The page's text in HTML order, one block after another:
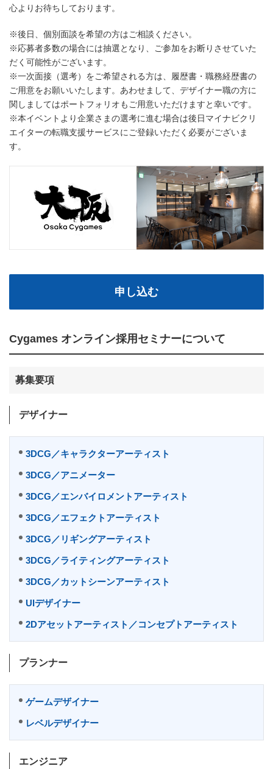
心よりお待ちしております。
※後日、個別面談を希望の方はご相談ください。
※応募者多数の場合には抽選となり、ご参加をお断りさせていた
だく可能性がございます。
※一次面接（選考）をご希望される方は、履歴書・職務経歴書の
ご用意をお願いいたします。あわせまして、デザイナー職の方に
関しましてはポートフォリオもご用意いただけますと幸いです。
※本イベントより企業さまの選考に進む場合は後日マイナビクリ
エイターの転職支援サービスにご登録いただく必要がございま
す。
申し込む
Cygames オンライン採用セミナーについて
募集要項
デザイナー
3DCG／キャラクターアーティスト
3DCG／アニメーター
3DCG／エンバイロメントアーティスト
3DCG／エフェクトアーティスト
3DCG／リギングアーティスト
3DCG／ライティングアーティスト
3DCG／カットシーンアーティスト
UIデザイナー
2Dアセットアーティスト／コンセプトアーティスト
プランナー
ゲームデザイナー
レベルデザイナー
エンジニア